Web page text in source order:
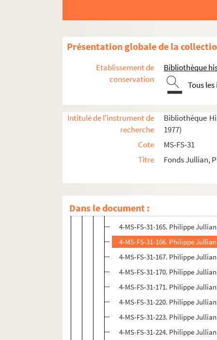
Présentation globale de la
Etablissement de
conservation
Bibliothèque
Tous
Intitulé de l'instrument de
recherche
Bibliothèque
1977)
Cote
MS-FS-31
Titre
Fonds Jullian,
Dans le document :
4-MS-FS-31-144. Philippe
4-MS-FS-31-149. Philippe
4-MS-FS-31-150. Philippe
4-MS-FS-31-153. Philippe
4-MS-FS-31-155. Philippe
4-MS-FS-31-158. Philippe
4-MS-FS-31-162. Philippe
4-MS-FS-31-165. Philippe
4-MS-FS-31-166. Philippe
4-MS-FS-31-167. Philippe
4-MS-FS-31-170. Philippe
4-MS-FS-31-171. Philippe
4-MS-FS-31-220. Philippe
4-MS-FS-31-223. Philippe
4-MS-FS-31-224. Philippe